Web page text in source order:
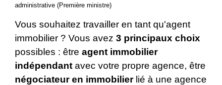
administrative (Première ministre)
Vous souhaitez travailler en tant qu'agent
immobilier ? Vous avez 3 principaux choix
possibles : être agent immobilier
indépendant avec votre propre agence, être
négociateur en immobilierlié à une agence